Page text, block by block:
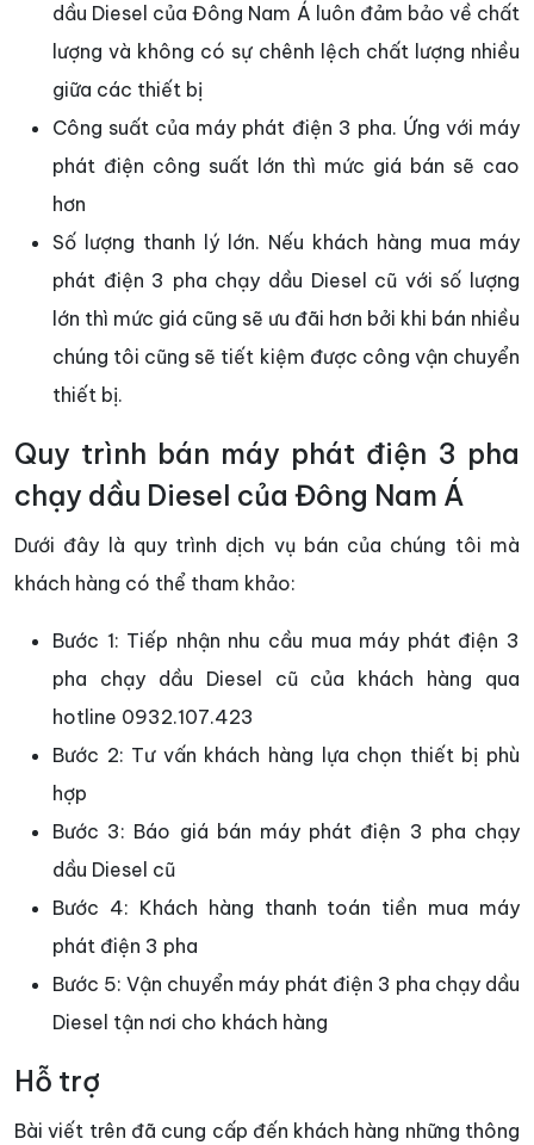
dầu Diesel của Đông Nam Á luôn đảm bảo về chất
lượng và không có sự chênh lệch chất lượng nhiều
giữa các thiết bị
Công suất của máy phát điện 3 pha. Ứng với máy
phát điện công suất lớn thì mức giá bán sẽ cao
hơn
Số lượng thanh lý lớn. Nếu khách hàng mua máy
phát điện 3 pha chạy dầu Diesel cũ với số lượng
lớn thì mức giá cũng sẽ ưu đãi hơn bởi khi bán nhiều
chúng tôi cũng sẽ tiết kiệm được công vận chuyển
thiết bị.
Quy trình bán máy phát điện 3 pha
chạy dầu Diesel của Đông Nam Á
Dưới đây là quy trình dịch vụ bán của chúng tôi mà
khách hàng có thể tham khảo:
Bước 1: Tiếp nhận nhu cầu mua máy phát điện 3
pha chạy dầu Diesel cũ của khách hàng qua
hotline 0932.107.423
Bước 2: Tư vấn khách hàng lựa chọn thiết bị phù
hợp
Bước 3: Báo giá bán máy phát điện 3 pha chạy
dầu Diesel cũ
Bước 4: Khách hàng thanh toán tiền mua máy
phát điện 3 pha
Bước 5: Vận chuyển máy phát điện 3 pha chạy dầu
Diesel tận nơi cho khách hàng
Hỗ trợ
Bài viết trên đã cung cấp đến khách hàng những thông